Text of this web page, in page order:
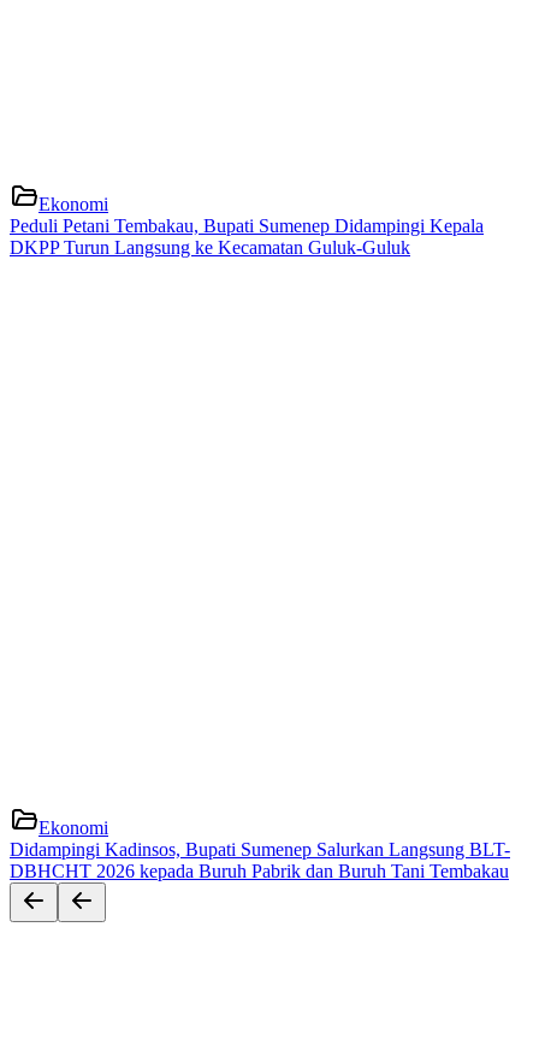
Ekonomi
Peduli Petani Tembakau, Bupati Sumenep Didampingi Kepala
DKPP Turun Langsung ke Kecamatan Guluk-Guluk
Ekonomi
Didampingi Kadinsos, Bupati Sumenep Salurkan Langsung BLT-
DBHCHT 2026 kepada Buruh Pabrik dan Buruh Tani Tembakau